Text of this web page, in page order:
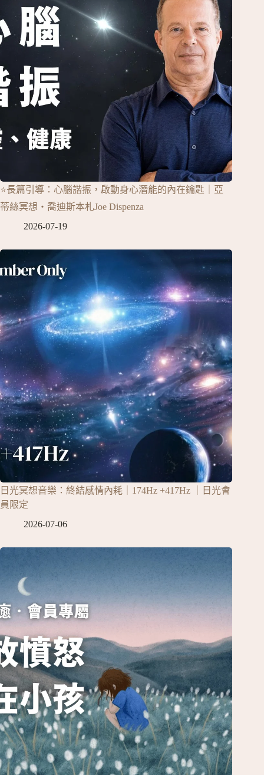
⭐長篇引導：心腦諧振，啟動身心潛能的內在鑰匙｜亞
蒂絲冥想‧喬迪斯本札Joe Dispenza
2026-07-19
日光冥想音樂：終結感情內耗｜174Hz +417Hz ｜日光會
員限定
2026-07-06